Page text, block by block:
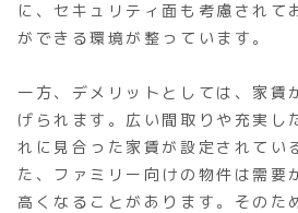
に、セキュリティ面も考慮されて
ができる環境が整っています。
一方、デメリットとしては、家賃
げられます。広い間取りや充実し
れに見合った家賃が設定されてい
た、ファミリー向けの物件は需要
高くなることがあります。そのた